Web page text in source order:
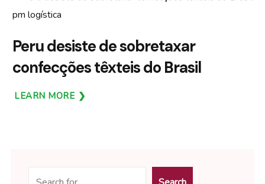
Peru desiste de sobretaxar
confecções têxteis do Brasil
LEARN MORE